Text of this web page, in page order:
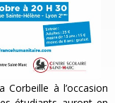
à l’occasion